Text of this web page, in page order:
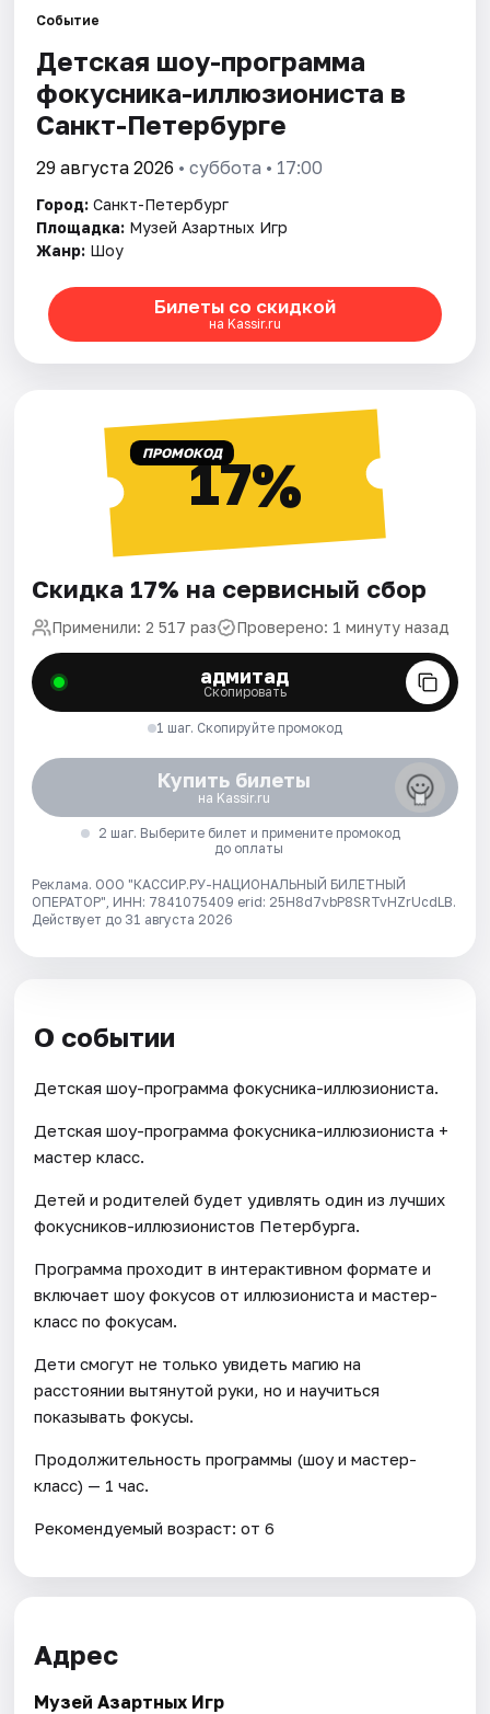
Города
Площадки
Артисты
Рейтинги
Событие
Детская шоу-программа
фокусника-иллюзиониста в
Санкт-Петербурге
29 августа 2026 • суббота • 17:00
Город: Санкт-Петербург
Площадка: Музей Азартных Игр
Жанр: Шоу
Билеты со скидкой
на Kassir.ru
ПРОМОКОД17%
Скидка 17% на сервисный сбор
Применили: 2 517 раз Проверено: 1 минуту назад
адмитад
Скопировать
1 шаг. Скопируйте промокод
Купить билеты
на Kassir.ru
2 шаг. Выберите билет и примените промокод
до оплаты
Реклама. ООО "КАССИР.РУ-НАЦИОНАЛЬНЫЙ БИЛЕТНЫЙ
ОПЕРАТОР", ИНН: 7841075409 erid: 25H8d7vbP8SRTvHZrUcdLB.
Действует до 31 августа 2026
О событии
Детская шоу-программа фокусника-иллюзиониста.
Детская шоу-программа фокусника-иллюзиониста +
мастер класс.
Детей и родителей будет удивлять один из лучших
фокусников-иллюзионистов Петербурга.
Программа проходит в интерактивном формате и
включает шоу фокусов от иллюзиониста и мастер-
класс по фокусам.
Дети смогут не только увидеть магию на
расстоянии вытянутой руки, но и научиться
показывать фокусы.
Продолжительность программы (шоу и мастер-
класс) — 1 час.
Рекомендуемый возраст: от 6
Адрес
Музей Азартных Игр